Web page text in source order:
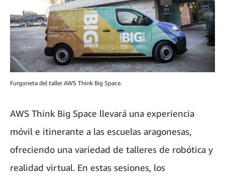
Furgoneta del taller AWS Think Big Space.
AWS Think Big Space llevará una experiencia
móvil e itinerante a las escuelas aragonesas,
ofreciendo una variedad de talleres de robótica y
realidad virtual. En estas sesiones, los